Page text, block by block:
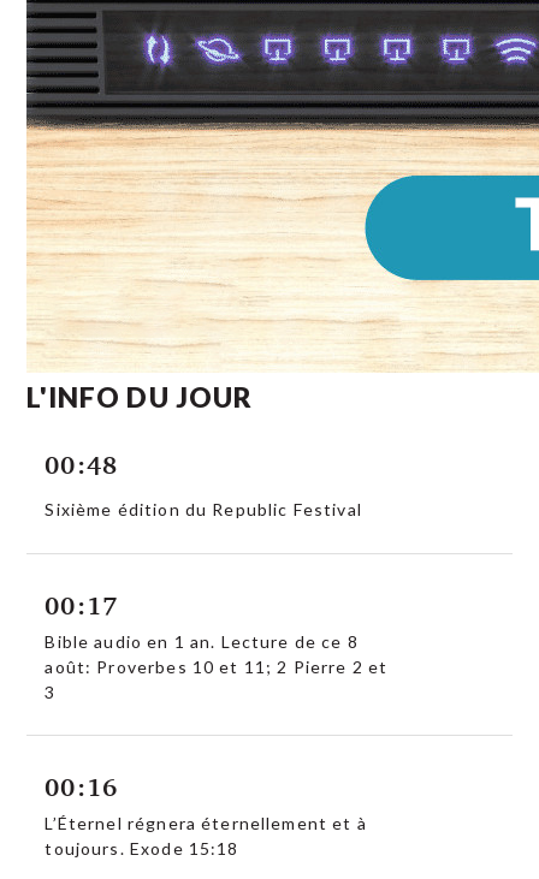
L'INFO DU JOUR
00:48
Sixième édition du Republic Festival
00:17
Bible audio en 1 an. Lecture de ce 8
août: Proverbes 10 et 11; 2 Pierre 2 et
3
00:16
L’Éternel régnera éternellement et à
toujours. Exode 15:18